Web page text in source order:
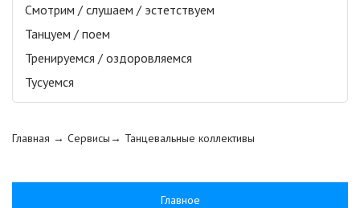
Смотрим / слушаем / эстетствуем
Танцуем / поем
Тренируемся / оздоровляемся
Тусуемся
Главная → Сервисы→ Танцевальные коллективы
Главное